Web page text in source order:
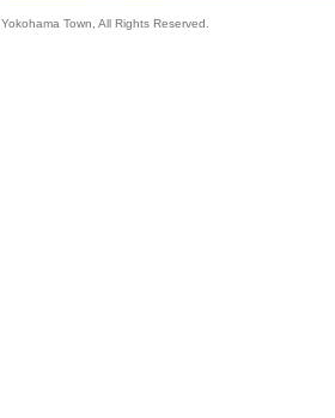
Town, All Rights Reserved.